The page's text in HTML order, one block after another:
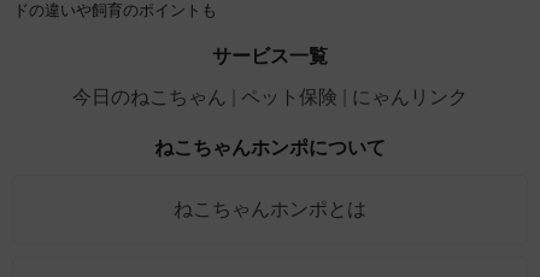
ドの違いや飼育のポイントも
サービス一覧
今日のねこちゃん
ペット保険 にゃんリンク
ねこちゃんホンポについて
ねこちゃんホンポとは